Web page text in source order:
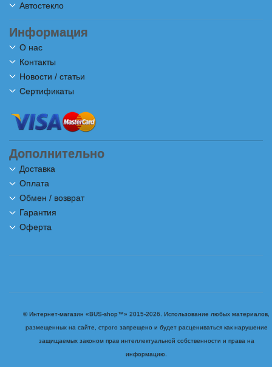
Автостекло
Информация
О нас
Контакты
Новости / статьи
Сертификаты
Дополнительно
Доставка
Оплата
Обмен / возврат
Гарантия
Оферта
© Интернет-магазин «BUS-shop™» 2015-2026. Использование любых материалов,
размещенных на сайте, строго запрещено и будет расцениваться как нарушение
защищаемых законом прав интеллектуальной собственности и права на
информацию.